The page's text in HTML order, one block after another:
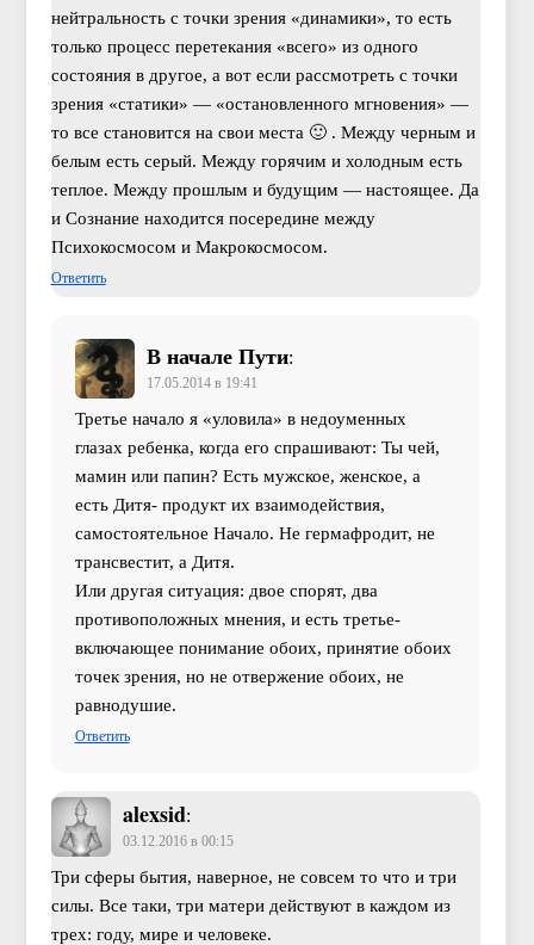
нейтральность с точки зрения «динамики», то есть
только процесс перетекания «всего» из одного
состояния в другое, а вот если рассмотреть с точки
зрения «статики» — «остановленного мгновения» —
то все становится на свои места 🙂 . Между черным и
белым есть серый. Между горячим и холодным есть
теплое. Между прошлым и будущим — настоящее. Да
и Сознание находится посередине между
Психокосмосом и Макрокосмосом.
Ответить
В начале Пути:
17.05.2014 в 19:41
Третье начало я «уловила» в недоуменных
глазах ребенка, когда его спрашивают: Ты чей,
мамин или папин? Есть мужское, женское, а
есть Дитя- продукт их взаимодействия,
самостоятельное Начало. Не гермафродит, не
трансвестит, а Дитя.
Или другая ситуация: двое спорят, два
противоположных мнения, и есть третье-
включающее понимание обоих, принятие обоих
точек зрения, но не отвержение обоих, не
равнодушие.
Ответить
alexsid:
03.12.2016 в 00:15
Три сферы бытия, наверное, не совсем то что и три
силы. Все таки, три матери действуют в каждом из
трех: году, мире и человеке.